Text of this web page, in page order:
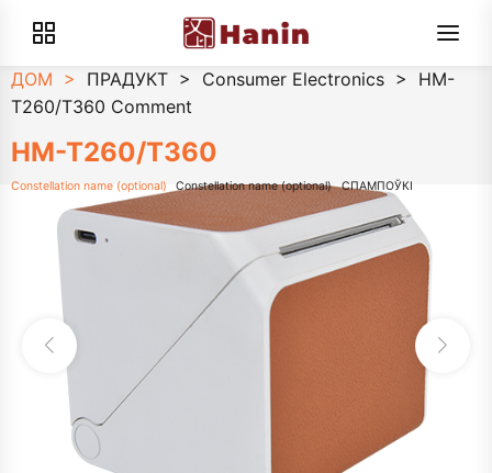
ДОМ > ПРАДУКТ > Consumer Electronics >
HM-
T260/T360 Comment
HM-T260/T360
Constellation name (optional) Constellation name (optional) СПАМПОЎКІ